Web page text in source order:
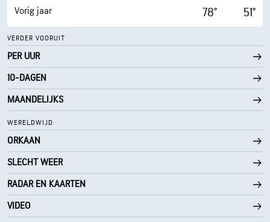
Vorig jaar 78° 51°
VERDER VOORUIT
PER UUR
10-DAGEN
MAANDELIJKS
WERELDWIJD
ORKAAN
SLECHT WEER
RADAR EN KAARTEN
VIDEO